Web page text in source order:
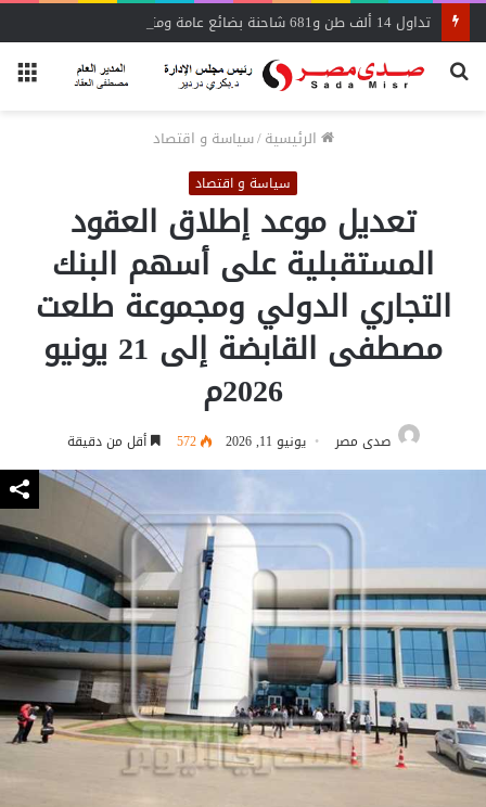
بحث
الرئيسية/سياسة و اقتصاد
سياسة و اقتصاد
تعديل موعد إطلاق العقود
المستقبلية على أسهم البنك
التجاري الدولي ومجموعة طلعت
مصطفى القابضة إلى 21 يونيو
2026م
صدى مصر يونيو 11, 2026 572 أقل من دقيقة